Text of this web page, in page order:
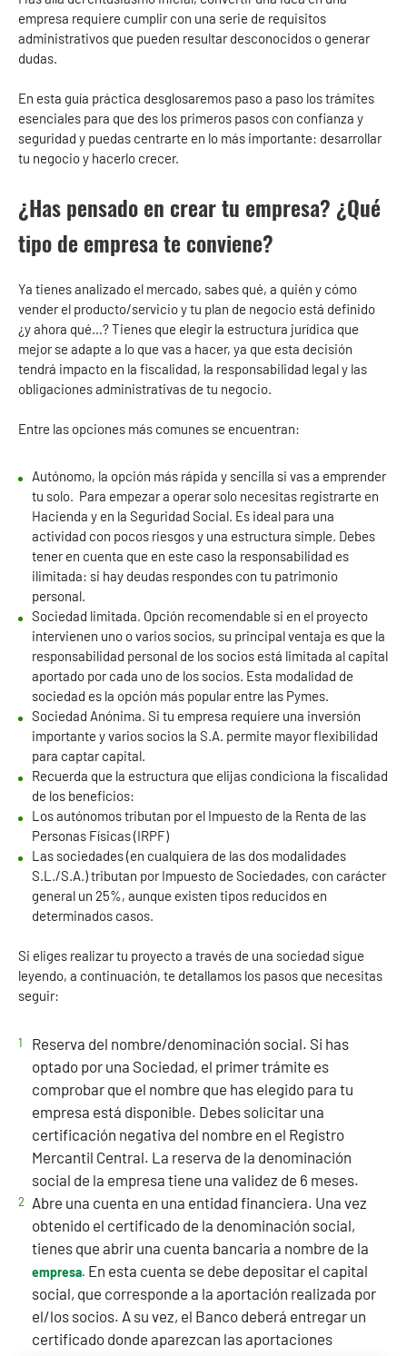
empresa requiere cumplir con una serie de requisitos
administrativos que pueden resultar desconocidos o generar
dudas.
En esta guía práctica desglosaremos paso a paso los trámites
esenciales para que des los primeros pasos con confianza y
seguridad y puedas centrarte en lo más importante: desarrollar
tu negocio y hacerlo crecer.
¿Has pensado en crear tu empresa? ¿Qué
tipo de empresa te conviene?
Ya tienes analizado el mercado, sabes qué, a quién y cómo
vender el producto/servicio y tu plan de negocio está definido
¿y ahora qué…? Tienes que elegir la estructura jurídica que
mejor se adapte a lo que vas a hacer, ya que esta decisión
tendrá impacto en la fiscalidad, la responsabilidad legal y las
obligaciones administrativas de tu negocio.
Entre las opciones más comunes se encuentran:
Autónomo, la opción más rápida y sencilla si vas a emprender
tu solo. Para empezar a operar solo necesitas registrarte en
Hacienda y en la Seguridad Social. Es ideal para una
actividad con pocos riesgos y una estructura simple. Debes
tener en cuenta que en este caso la responsabilidad es
ilimitada: si hay deudas respondes con tu patrimonio
personal.
Sociedad limitada. Opción recomendable si en el proyecto
intervienen uno o varios socios, su principal ventaja es que la
responsabilidad personal de los socios está limitada al capital
aportado por cada uno de los socios. Esta modalidad de
sociedad es la opción más popular entre las Pymes.
Sociedad Anónima. Si tu empresa requiere una inversión
importante y varios socios la S.A. permite mayor flexibilidad
para captar capital.
Recuerda que la estructura que elijas condiciona la fiscalidad
de los beneficios:
Los autónomos tributan por el Impuesto de la Renta de las
Personas Físicas (IRPF)
Las sociedades (en cualquiera de las dos modalidades
S.L./S.A.) tributan por Impuesto de Sociedades, con carácter
general un 25%, aunque existen tipos reducidos en
determinados casos.
Si eliges realizar tu proyecto a través de una sociedad sigue
leyendo, a continuación, te detallamos los pasos que necesitas
seguir:
Reserva del nombre/denominación social. Si has
optado por una Sociedad, el primer trámite es
comprobar que el nombre que has elegido para tu
empresa está disponible. Debes solicitar una
certificación negativa del nombre en el Registro
Mercantil Central. La reserva de la denominación
social de la empresa tiene una validez de 6 meses.
Abre una cuenta en una entidad financiera. Una vez
obtenido el certificado de la denominación social,
tienes que abrir una cuenta bancaria a nombre de la
empresa. En esta cuenta se debe depositar el capital
social, que corresponde a la aportación realizada por
el/los socios. A su vez, el Banco deberá entregar un
certificado donde aparezcan las aportaciones